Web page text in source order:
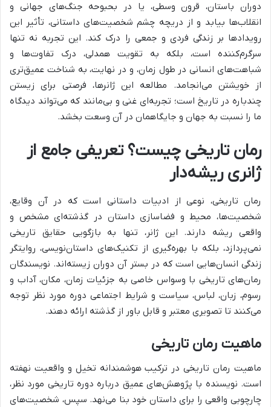
دوران باستان، قرون وسطی، یا در بحبوحه جنگ‌های جهانی و
انقلاب‌ها بیابد و از دریچه چشم شخصیت‌های داستانی، تأثیر این
رویدادها بر زندگی فردی و جمعی را درک کند. این تجربه نه تنها
سرگرم‌کننده است، بلکه به تقویت همدلی، درک تفاوت‌ها و
شباهت‌های انسانی در طول زمان، و در نهایت، به شناخت عمیق‌تری
از خویشتن می‌انجامد. مطالعه این ژانرها، فرصتی برای زیستن
چندباره در تاریخ است؛ تجربه‌ای غنی و بی‌مانند که می‌تواند دیدگاه
ما را نسبت به جهان و جایگاهمان در آن وسعت بخشد.
رمان تاریخی چیست؟ تعریفی جامع از
ژانری ریشه‌دار
رمان تاریخی، نوعی از ادبیات داستانی است که در آن وقایع،
شخصیت‌ها، محیط و فضاسازی داستان در گذشته‌ای مشخص و
واقعی ریشه دارند. این ژانر، تنها به بازگویی حقایق تاریخی
نمی‌پردازد، بلکه با بهره‌گیری از تکنیک‌های داستان‌نویسی، روایتگر
زندگی انسان‌هایی است که در بستر آن دوران زیسته‌اند. نویسندگان
رمان‌های تاریخی با وسواس خاصی به جزئیات زمان، مکان، آداب و
رسوم، زبان، لباس، سیاست و شرایط اجتماعی دوره مورد نظر توجه
می‌کنند تا تصویری معتبر و قابل باور از گذشته ارائه دهند.
ماهیت رمان تاریخی
ماهیت رمان تاریخی در ترکیب هوشمندانه تخیل و واقعیت نهفته
است. نویسنده با پژوهش‌های عمیق درباره دوره تاریخی مورد نظر،
چارچوبی واقعی را برای داستان خود بنا می‌نهد. سپس، شخصیت‌های